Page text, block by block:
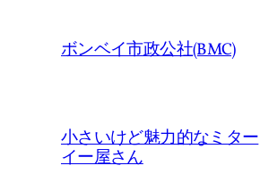
ボンベイ市政公社(BMC)
小さいけど魅力的なミター
イー屋さん